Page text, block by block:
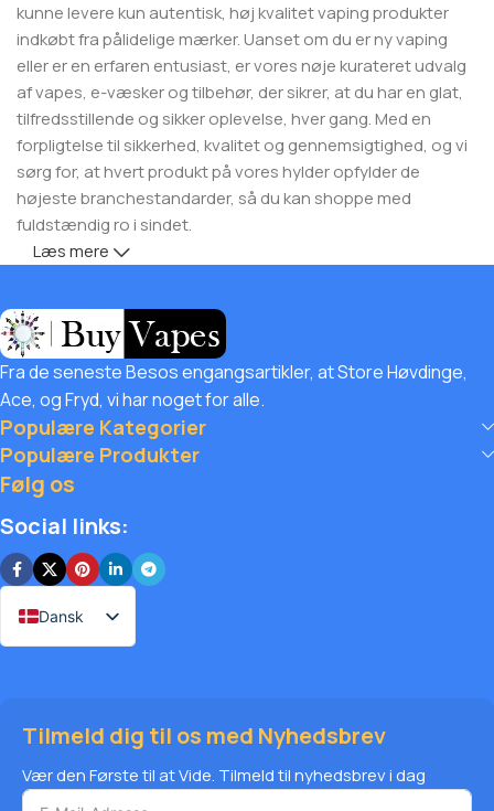
kunne levere kun autentisk, høj kvalitet vaping produkter
indkøbt fra pålidelige mærker. Uanset om du er ny vaping
eller er en erfaren entusiast, er vores nøje kurateret udvalg
af vapes, e-væsker og tilbehør, der sikrer, at du har en glat,
tilfredsstillende og sikker oplevelse, hver gang. Med en
forpligtelse til sikkerhed, kvalitet og gennemsigtighed, og vi
sørg for, at hvert produkt på vores hylder opfylder de
højeste branchestandarder, så du kan shoppe med
fuldstændig ro i sindet.
customers unbeatable value. That’s why we pair premium
products with amazing deals, exclusive discounts, and
wallet-friendly prices that let youspar enormtmens du
stadig nyder det bedste vaping verden har at tilbyde. Shop
med tillid, spar stor, og ophøje din vape rejse i dag med
Diamant Vapes – hvor sikkerhed, kvalitet og opsparing
komme sammen.
Læs mere
Fra de seneste Besos engangsartikler, at Store Høvdinge,
Ace, og Fryd, vi har noget for alle.
Populære Kategorier
Populære Produkter
Følg os
Social links:
Dansk
Tilmeld dig til os med Nyhedsbrev
Vær den Første til at Vide. Tilmeld til nyhedsbrev i dag